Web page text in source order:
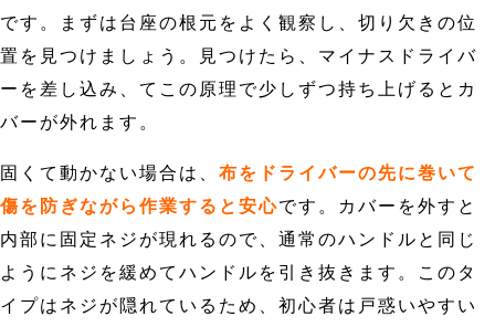
です。まずは台座の根元をよく観察し、切り欠きの位
置を見つけましょう。見つけたら、マイナスドライバ
ーを差し込み、てこの原理で少しずつ持ち上げるとカ
バーが外れます。
固くて動かない場合は、 布をドライバーの先に巻いて
傷を防ぎながら作業すると安心です。カバーを外すと
内部に固定ネジが現れるので、通常のハンドルと同じ
ようにネジを緩めてハンドルを引き抜きます。このタ
イプはネジが隠れているため、初心者は戸惑いやすい